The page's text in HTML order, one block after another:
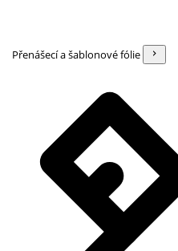
Přenášecí a šablonové fólie